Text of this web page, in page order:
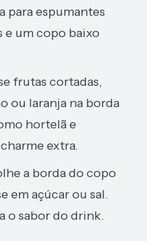
para espumantes
um copo baixo
frutas cortadas,
ou laranja na borda
hortelã e
extra.
a borda do copo
em açúcar ou sal.
o sabor do drink.